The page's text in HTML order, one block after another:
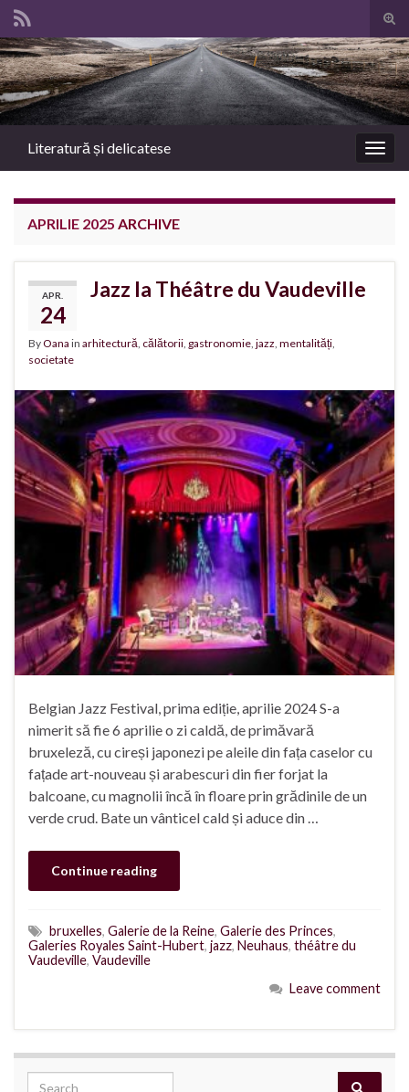
Search for:
Literatură și delicatese
APRILIE 2025 ARCHIVE
APR.
24
Jazz la Théâtre du Vaudeville
ByOana in arhitectură călătorii gastronomie jazz mentalități
societate
Belgian Jazz Festival, prima ediție, aprilie 2024 S-a
nimerit să fie 6 aprilie o zi caldă, de primăvară
bruxeleză, cu cireși japonezi pe aleile din fața caselor cu
fațade art-nouveau și arabescuri din fier forjat la
balcoane, cu magnolii încă în floare prin grădinile de un
verde crud. Bate un vânticel cald și aduce din …
Continue reading
bruxelles, Galerie de la Reine, Galerie des Princes,
Galeries Royales Saint-Hubert, jazz, Neuhaus, théâtre du
Vaudeville, Vaudeville
Leave comment
Search for: